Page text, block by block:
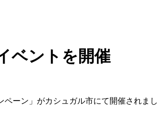
ベントを開催
ーン」がカシュガル市にて開催されまし